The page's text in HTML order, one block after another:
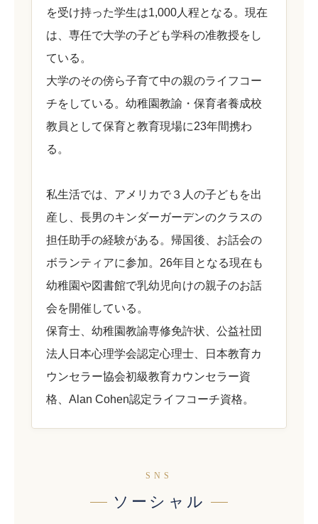
を受け持った学生は1,000人程となる。現在
は、専任で大学の子ども学科の准教授をし
ている。
大学のその傍ら子育て中の親のライフコー
チをしている。幼稚園教諭・保育者養成校
教員として保育と教育現場に23年間携わ
る。
私生活では、アメリカで３人の子どもを出
産し、長男のキンダーガーデンのクラスの
担任助手の経験がある。帰国後、お話会の
ボランティアに参加。26年目となる現在も
幼稚園や図書館で乳幼児向けの親子のお話
会を開催している。
保育士、幼稚園教諭専修免許状、公益社団
法人日本心理学会認定心理士、日本教育カ
ウンセラー協会初級教育カウンセラー資
格、Alan Cohen認定ライフコーチ資格。
SNS
ソーシャル